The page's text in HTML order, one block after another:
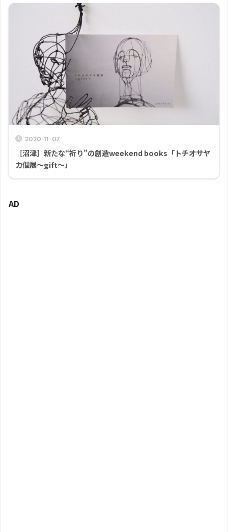
2020-11-07
［沼津］新たな“祈り”の創造weekend books「トチオサヤ
カ個展〜gift〜」
AD